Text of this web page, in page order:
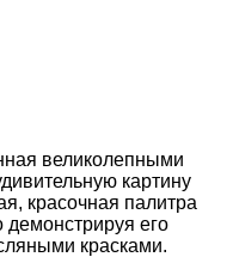
великолепными
картину
красочная палитра
демонстрируя его
красками.